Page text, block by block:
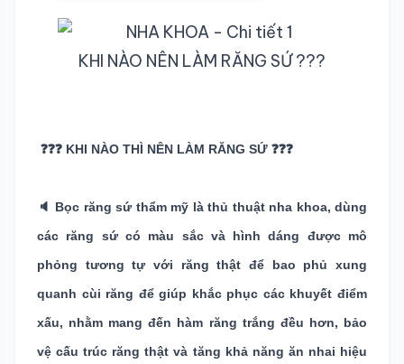
KHI NÀO NÊN LÀM RĂNG SỨ ???
❓❓❓ KHI NÀO THÌ NÊN LÀM RĂNG SỨ ❓❓❓
🔈 Bọc răng sứ thẩm mỹ là thủ thuật nha khoa, dùng
các răng sứ có màu sắc và hình dáng được mô
phỏng tương tự với răng thật để bao phủ xung
quanh cùi răng để giúp khắc phục các khuyết điểm
xấu, nhằm mang đến hàm răng trắng đều hơn, bảo
vệ cấu trúc răng thật và tăng khả năng ăn nhai hiệu